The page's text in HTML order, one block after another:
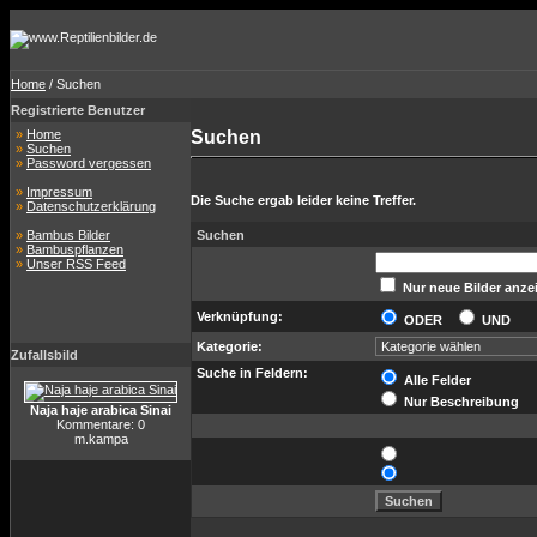
Home / Suchen
Registrierte Benutzer
» Home
» Suchen
» Password vergessen
» Impressum
» Datenschutzerklärung
» Bambus Bilder
» Bambuspflanzen
» Unser RSS Feed
Zufallsbild
Naja haje arabica Sinai
Kommentare: 0
m.kampa
Suchen
Die Suche ergab leider keine Treffer.
Suchen
Nur neue Bilder
Verknüpfung:
ODER
UND
Kategorie:
Suche in Feldern:
Alle Felder
Nur Beschreibung